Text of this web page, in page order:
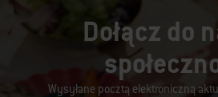
Dołącz do
Wysyłane pocztą elektroniczną